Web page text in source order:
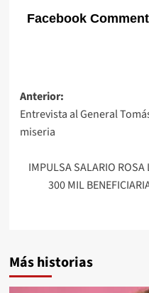
Facebook
Navegación
de
entradas
Anterior:
Entrevista al General
miseria
IMPULSA SALARIO ROSA
300 MIL
Más historias